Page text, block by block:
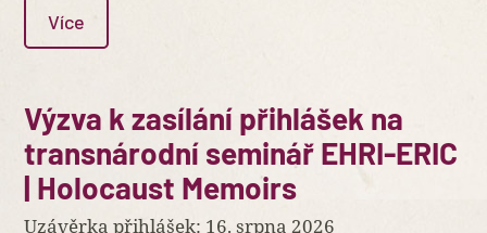
Více
Výzva k zasílání přihlášek na
transnárodní seminář EHRI-ERIC
| Holocaust Memoirs
Uzávěrka přihlášek: 16. srpna 2026